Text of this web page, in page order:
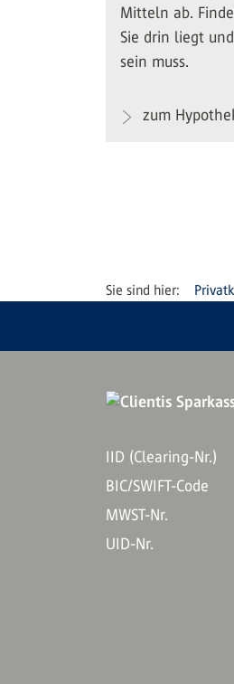
Mitteln ab.
Sie drin liegt
sein muss.
zum
IID (Clearing-Nr.)
BIC/SWIFT-Code
MWST-Nr.
UID-Nr.